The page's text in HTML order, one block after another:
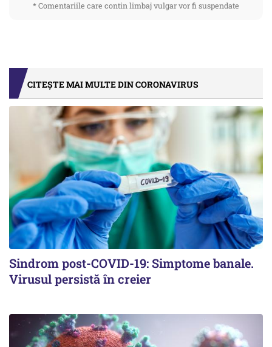
* Comentariile care contin limbaj vulgar vor fi suspendate
CITEȘTE MAI MULTE DIN CORONAVIRUS
Sindrom post-COVID-19: Simptome banale.
Virusul persistă în creier